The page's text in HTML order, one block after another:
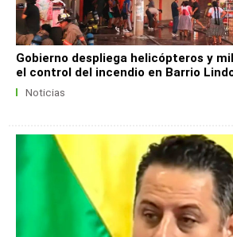
Gobierno despliega helicópteros y
el control del incendio en Barrio
Noticias